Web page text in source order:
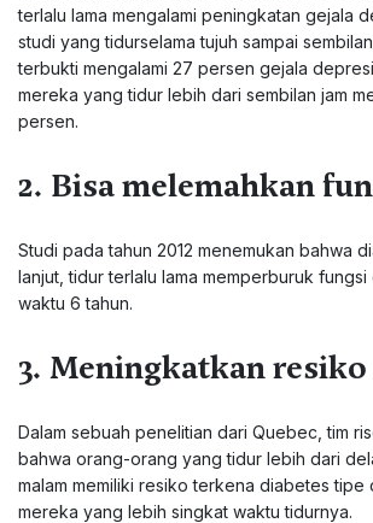
terlalu lama mengalami peningkatan gejala
studi yang tidurselama tujuh sampai
terbukti mengalami 27 persen gejala
mereka yang tidur lebih dari sembilan jam
persen.
2. Bisa melemahkan
Studi pada tahun 2012 menemukan bahwa
lanjut, tidur terlalu lama memperburuk
waktu 6 tahun.
3. Meningkatkan
Dalam sebuah penelitian dari Quebec, tim
bahwa orang-orang yang tidur lebih dari
malam memiliki resiko terkena diabetes tipe
mereka yang lebih singkat waktu tidurnya.